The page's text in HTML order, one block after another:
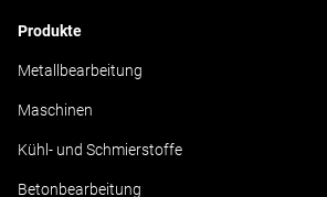
Produkte
Metallbearbeitung
Maschinen
Kühl- und Schmierstoffe
Betonbearbeitung